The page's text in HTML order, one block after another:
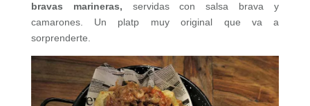
bravas marineras, servidas con salsa brava y
camarones. Un platp muy original que va a
sorprenderte.